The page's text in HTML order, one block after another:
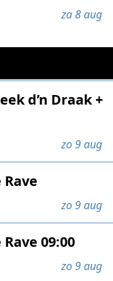
za 8 aug
d’n Draak +
zo 9 aug
zo 9 aug
09:00
zo 9 aug